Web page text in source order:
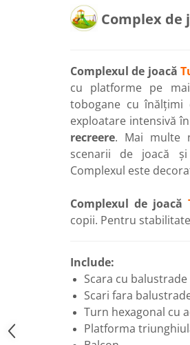
Căsuțe de joacă
Mese și bănci pentru copii
Gardulețe
Echipamente pentru grădinițe
Pavilioane pentru grădinițe
Accesorii / Componente
Tobogane din plastic
Accesorii de joacă
Elemente structurale
Oferte și Proiecte
Complex de
Complexul de joacă
cu platforme pe
tobogane cu înălțimi
exploatare intensivă
recreere. Mai multe
scenarii de joacă
Complexul este
Complexul de joacă
copii. Pentru
Include:
Scara cu balustrade
Scari fara
Turn hexagonal cu
Platforma